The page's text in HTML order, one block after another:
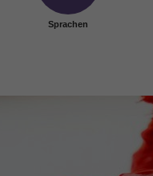
Sprachen